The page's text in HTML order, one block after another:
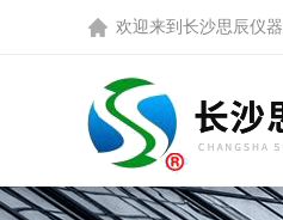
欢迎来到 长沙思辰仪